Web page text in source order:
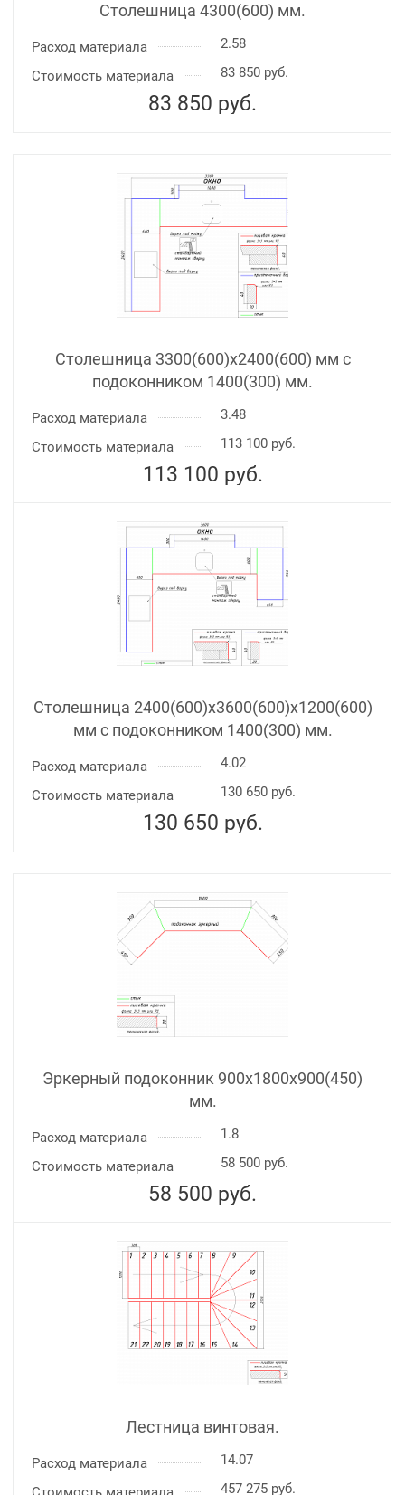
Столешница 4300(600) мм.
Расход материала
2.58
Стоимость материала
83 850 руб.
83 850 руб.
Столешница 3300(600)х2400(600) мм с
подоконником 1400(300) мм.
Расход материала
3.48
Стоимость материала
113 100 руб.
113 100 руб.
Столешница 2400(600)х3600(600)x1200(600)
мм с подоконником 1400(300) мм.
Расход материала
4.02
Стоимость материала
130 650 руб.
130 650 руб.
Эркерный подоконник 900х1800х900(450)
мм.
Расход материала
1.8
Стоимость материала
58 500 руб.
58 500 руб.
Лестница винтовая.
Расход материала
14.07
457 275 руб.